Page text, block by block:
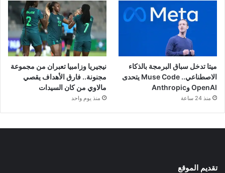
ميتا تدخل سباق البرمجة بالذكاء
الاصطناعي.. Muse Code يتحدى
OpenAI وAnthropic
منذ 24 ساعة
نيجيريا وزامبيا تعبران من مجموعة
مجنونة.. فارق الأهداف يقصي
مالاوي من كان السيدات
منذ يوم واحد
تقديم الموقع